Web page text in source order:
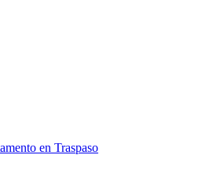
en Traspaso